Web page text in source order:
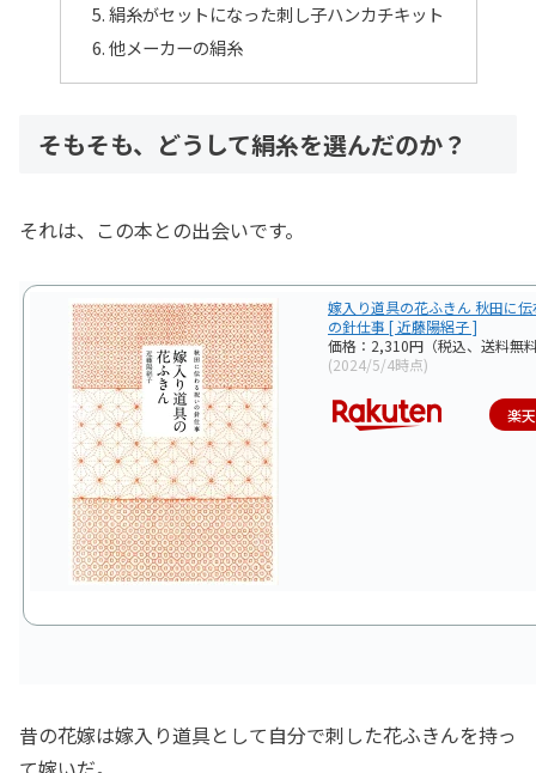
絹糸がセットになった刺し子ハンカチキット
他メーカーの絹糸
そもそも、どうして絹糸を選んだのか？
それは、この本との出会いです。
嫁入り道具の花ふきん 秋田に
の針仕事 [ 近藤陽絽子 ]
価格：2,310円（税込、送料無
(2024/5/4時点)
楽
昔の花嫁は嫁入り道具として自分で刺した花ふきんを持っ